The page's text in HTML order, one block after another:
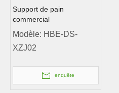
Support de pain
commercial
Modèle: HBE-DS-
XZJ02
enquête